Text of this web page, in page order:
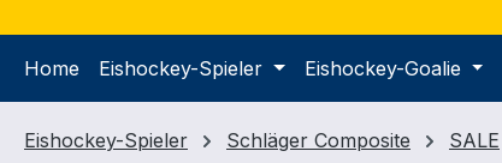
Home Eishockey-Spieler Eishockey-Goalie
Eishockey-Spieler Schläger Composite SALE